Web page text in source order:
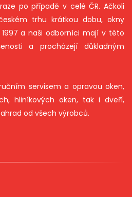
po případě v celé ČR. Ačkoli
trhu krátkou dobu, okny
a naši odborníci mají v této
a procházejí důkladným
servisem a opravou oken,
hliníkových oken, tak i dveří,
od všech výrobců.